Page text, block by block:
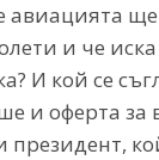
авиацията
и че
И кой се
и оферта за
президент,